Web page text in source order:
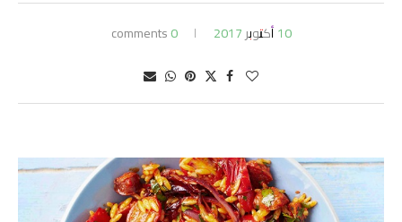
10 أكتوبر 2017 0 comments